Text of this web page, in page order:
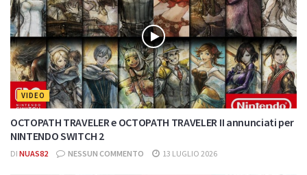
VIDEO
OCTOPATH TRAVELER e OCTOPATH TRAVELER II annunciati per
NINTENDO SWITCH 2
DI NUAS82 NESSUN COMMENTO 13 LUGLIO 2026